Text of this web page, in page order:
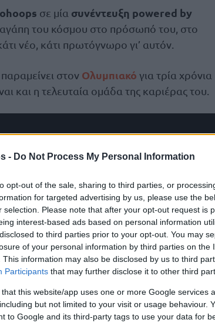
- Do Not Process My Personal Information
opt-out of the sale, sharing to third parties, or
for targeted advertising by us, please use the
selection. Please note that after your opt-out request is
interest-based ads based on personal information
to third parties prior to your opt-out. You may
of your personal information by third parties on the
This information may also be disclosed by us to third
Participants that may further disclose it to other third
that this website/app uses one or more Google services
but not limited to your visit or usage behaviour.
to Google and its third-party tags to use your data for
σε μία συνέντευξη powered by
αγάπη του κόσμου στο πρόσωπό του, στο
νέο, κάτι πρωτόγνωρο γι’ αυτόν.
στον Ολυμπιακό για τρία χρόνια
και η τελευταία ομάδα της καριέρας του.